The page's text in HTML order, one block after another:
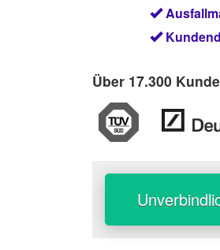
Über 17.300